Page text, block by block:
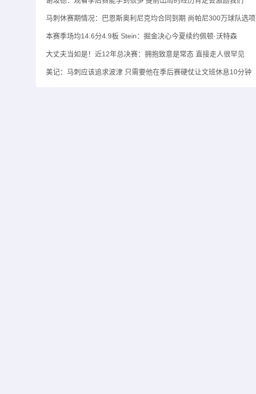
马刺休赛期情况：巴恩斯奥利尼克均合同到期 尚帕尼300万球队选项
本赛季场均14.6分4.9板 Stein：掘金决心今夏续约佩顿·沃特森
大丈夫当如是！近12年总决赛：拥抱致意是常态 直接走人很罕见
美记：马刺应该追求波津 只需要他在季后赛硬仗让文班休息10分钟